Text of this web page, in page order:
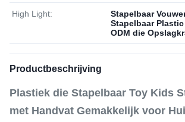
High Light: Stapelbaar
Stapelbaar
ODM die
Productbeschrijving
Plastiek die Stapelbaar Toy Kids
met Handvat Gemakkelijk voor